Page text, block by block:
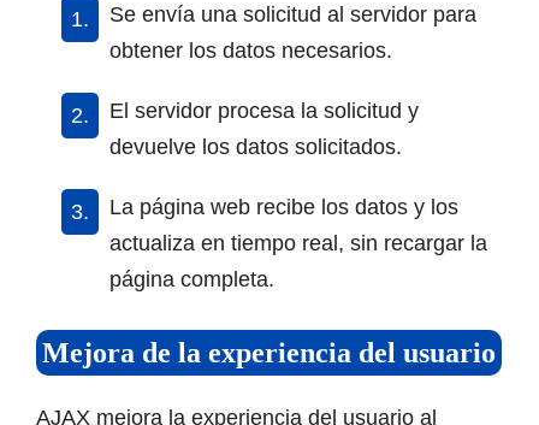
Se envía una solicitud al servidor para
obtener los datos necesarios.
El servidor procesa la solicitud y
devuelve los datos solicitados.
La página web recibe los datos y los
actualiza en tiempo real, sin recargar la
página completa.
Mejora de la experiencia del usuario
AJAX mejora la experiencia del usuario al